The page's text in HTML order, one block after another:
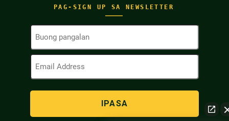
PAG-SIGN UP SA NEWSLETTER
Buong
(Kinakailangan)
Email
(Kinakailangan)